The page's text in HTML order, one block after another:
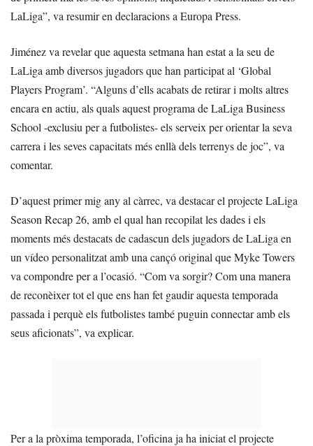
LaLiga”, va resumir en declaracions a Europa Press.
Jiménez va revelar que aquesta setmana han estat a la seu de
LaLiga amb diversos jugadors que han participat al ‘Global
Players Program’. “Alguns d’ells acabats de retirar i molts altres
encara en actiu, als quals aquest programa de LaLiga Business
School -exclusiu per a futbolistes- els serveix per orientar la seva
carrera i les seves capacitats més enllà dels terrenys de joc”, va
comentar.
D’aquest primer mig any al càrrec, va destacar el projecte LaLiga
Season Recap 26, amb el qual han recopilat les dades i els
moments més destacats de cadascun dels jugadors de LaLiga en
un vídeo personalitzat amb una cançó original que Myke Towers
va compondre per a l’ocasió. “Com va sorgir? Com una manera
de reconèixer tot el que ens han fet gaudir aquesta temporada
passada i perquè els futbolistes també puguin connectar amb els
seus aficionats”, va explicar.
Per a la pròxima temporada, l’oficina ja ha iniciat el projecte